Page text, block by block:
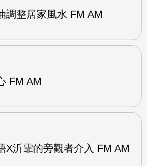
調整居家風水 FM AM
FM AM
X沂霏的旁觀者介入 FM AM